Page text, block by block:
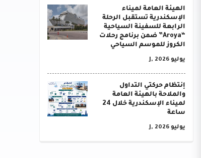
الهيئة العامة لميناء
الإسكندرية تستقبل الرحلة
الرابعة للسفينة السياحية
“Aroya” ضمن برنامج رحلات
الكروز للموسم السياحي
يوليو J, 2026
إنتظام حركتي التداول
والملاحة بالهيئة العامة
لميناء الإسكندرية خلال 24
ساعة
يوليو J, 2026